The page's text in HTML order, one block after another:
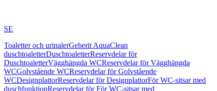
SE
Toaletter och urinalerGeberit AquaClean
duschtoaletterDuschtoaletterReservdelar för
DuschtoaletterVägghängda WCReservdelar för Vägghängda
WCGolvstående WCReservdelar för Golvstående
WCDesignplattorReservdelar för DesignplattorFör WC-sitsar med
duschfunktionReservdelar för För WC-sitsar med